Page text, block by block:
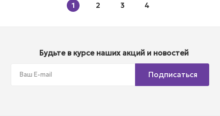
1 2 3 4
Будьте в курсе наших акций и новостей
Подписаться